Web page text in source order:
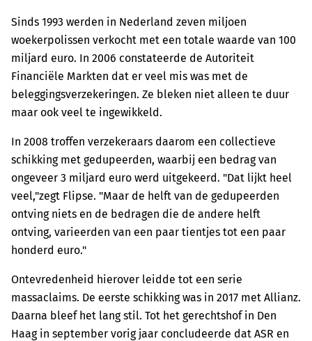
Sinds 1993 werden in Nederland zeven miljoen
woekerpolissen verkocht met een totale waarde van 100
miljard euro. In 2006 constateerde de Autoriteit
Financiële Markten dat er veel mis was met de
beleggingsverzekeringen. Ze bleken niet alleen te duur
maar ook veel te ingewikkeld.
In 2008 troffen verzekeraars daarom een collectieve
schikking met gedupeerden, waarbij een bedrag van
ongeveer 3 miljard euro werd uitgekeerd. "Dat lijkt heel
veel,"zegt Flipse. "Maar de helft van de gedupeerden
ontving niets en de bedragen die de andere helft
ontving, varieerden van een paar tientjes tot een paar
honderd euro."
Ontevredenheid hierover leidde tot een serie
massaclaims. De eerste schikking was in 2017 met Allianz.
Daarna bleef het lang stil. Tot het gerechtshof in Den
Haag in september vorig jaar concludeerde dat ASR en